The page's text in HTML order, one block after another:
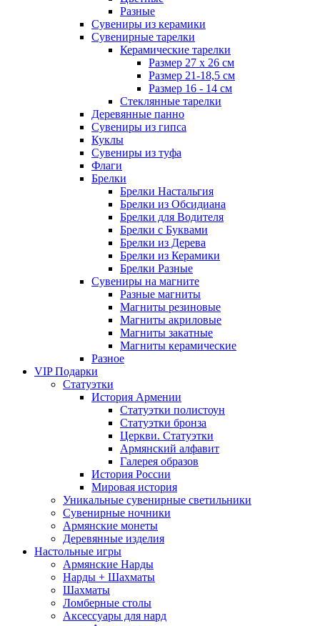
Разные
Сувениры из керамики
Сувенирные тарелки
Керамические тарелки
Размер 27 х 26 см
Размер 21-18,5 см
Размер 16 - 14 см
Стеклянные тарелки
Деревянные панно
Сувениры из гипса
Куклы
Сувениры из туфа
Флаги
Брелки
Брелки Настальгия
Брелки из Обсидиана
Брелки для Водителя
Брелки с Буквами
Брелки из Дерева
Брелки из Керамики
Брелки Разные
Сувениры на магните
Разные магниты
Магниты резиновые
Магниты акриловые
Магниты закатные
Магниты керамические
Разное
VIP Подарки
Статуэтки
История Армении
Статуэтки полистоун
Статуэтки бронза
Церкви. Статуэтки
Армянский алфавит
Галерея образов
История России
Мировая история
Уникальные сувенирные светильники
Сувенирные ночники
Армянские монеты
Деревянные изделия
Настольные игры
Армянские Нарды
Нарды + Шахматы
Шахматы
Ломберные столы
Аксессуары для нард